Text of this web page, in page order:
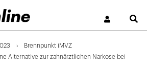
Brennpunkt iMVZ
Alternative zur zahnärztlichen Narkose bei